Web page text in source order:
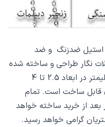
کد 40009 از جنس استیل ضدزنگ و ضد
نگار طراحی و ساخته شده
است. این گردنبند با ضخامت 1 میلیمتر در ابعاد 2.5 تا 4
قابل ساخت است. تمام
بعد از خرید ساخته خواهد